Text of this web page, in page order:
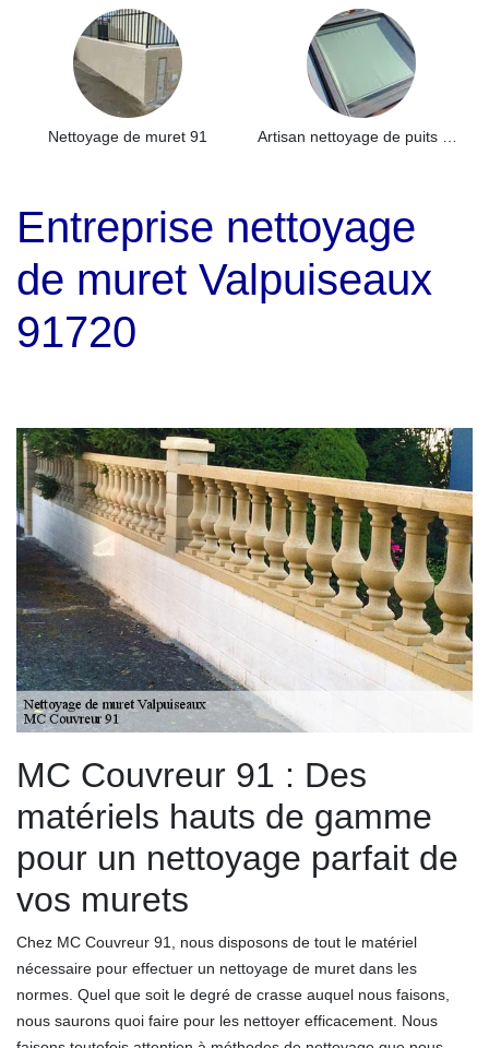
Nettoyage de muret 91
Entreprise nettoyage
de muret Valpuiseaux
91720
MC Couvreur 91 : Des
matériels hauts de gamme
pour un nettoyage parfait de
vos murets
Chez MC Couvreur 91, nous disposons de tout le matériel
nécessaire pour effectuer un nettoyage de muret dans les
normes. Quel que soit le degré de crasse auquel nous faisons,
nous saurons quoi faire pour les nettoyer efficacement. Nous